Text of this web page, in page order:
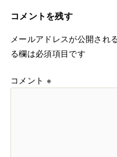
コメントを残す
メールアドレスが公開され
る欄は必須項目です
コメント ※